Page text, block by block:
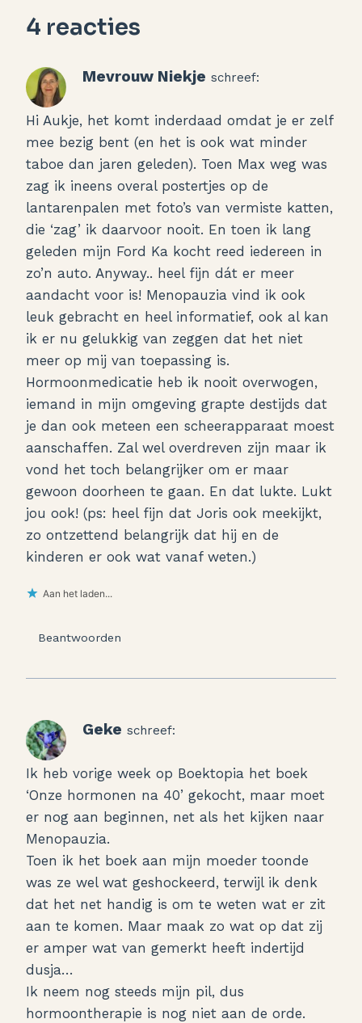
4 reacties
Mevrouw Niekje schreef:
Hi Aukje, het komt inderdaad omdat je er zelf
mee bezig bent (en het is ook wat minder
taboe dan jaren geleden). Toen Max weg was
zag ik ineens overal postertjes op de
lantarenpalen met foto’s van vermiste katten,
die ‘zag’ ik daarvoor nooit. En toen ik lang
geleden mijn Ford Ka kocht reed iedereen in
zo’n auto. Anyway.. heel fijn dát er meer
aandacht voor is! Menopauzia vind ik ook
leuk gebracht en heel informatief, ook al kan
ik er nu gelukkig van zeggen dat het niet
meer op mij van toepassing is.
Hormoonmedicatie heb ik nooit overwogen,
iemand in mijn omgeving grapte destijds dat
je dan ook meteen een scheerapparaat moest
aanschaffen. Zal wel overdreven zijn maar ik
vond het toch belangrijker om er maar
gewoon doorheen te gaan. En dat lukte. Lukt
jou ook! (ps: heel fijn dat Joris ook meekijkt,
zo ontzettend belangrijk dat hij en de
kinderen er ook wat vanaf weten.)
Aan het laden...
Beantwoorden
Geke schreef:
Ik heb vorige week op Boektopia het boek
‘Onze hormonen na 40’ gekocht, maar moet
er nog aan beginnen, net als het kijken naar
Menopauzia.
Toen ik het boek aan mijn moeder toonde
was ze wel wat geshockeerd, terwijl ik denk
dat het net handig is om te weten wat er zit
aan te komen. Maar maak zo wat op dat zij
er amper wat van gemerkt heeft indertijd
dusja…
Ik neem nog steeds mijn pil, dus
hormoontherapie is nog niet aan de orde.